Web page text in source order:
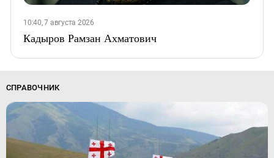
10:40, 7 августа 2026
Кадыров Рамзан Ахматович
СПРАВОЧНИК